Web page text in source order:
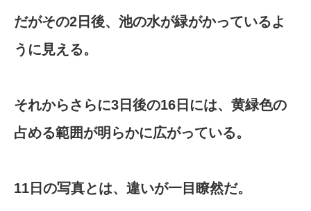
だがその2日後、池の水が緑がかっているよ
うに見える。
それからさらに3日後の16日には、黄緑色の
占める範囲が明らかに広がっている。
11日の写真とは、違いが一目瞭然だ。